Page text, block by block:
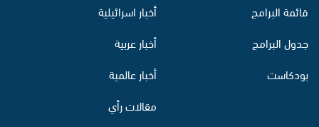
قائمة البرامج
جدول البرامج
بودكاست
أخبار اسرائيلية
أخبار عربية
أخبار عالمية
مقالات رأي